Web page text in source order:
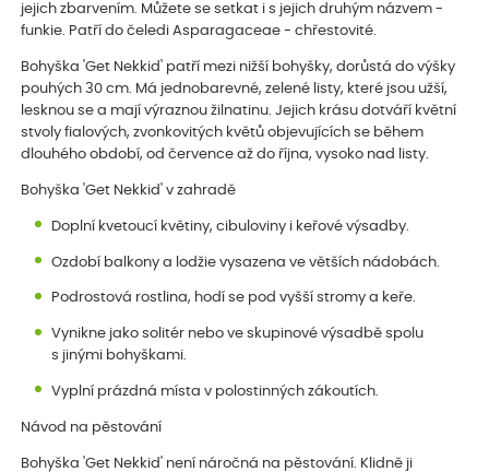
jejich zbarvením. Můžete se setkat i s jejich druhým názvem -
funkie. Patří do čeledi Asparagaceae - chřestovité.
Bohyška 'Get Nekkid' patří mezi nižší bohyšky, dorůstá do výšky
pouhých 30 cm. Má jednobarevné, zelené listy, které jsou užší,
lesknou se a mají výraznou žilnatinu. Jejich krásu dotváří květní
stvoly fialových, zvonkovitých květů objevujících se během
dlouhého období, od července až do října, vysoko nad listy.
Bohyška 'Get Nekkid' v zahradě
Doplní kvetoucí květiny, cibuloviny i keřové výsadby.
Ozdobí balkony a lodžie vysazena ve větších nádobách.
Podrostová rostlina, hodí se pod vyšší stromy a keře.
Vynikne jako solitér nebo ve skupinové výsadbě spolu
s jinými bohyškami.
Vyplní prázdná místa v polostinných zákoutích.
Návod na pěstování
Bohyška 'Get Nekkid' není náročná na pěstování. Klidně ji